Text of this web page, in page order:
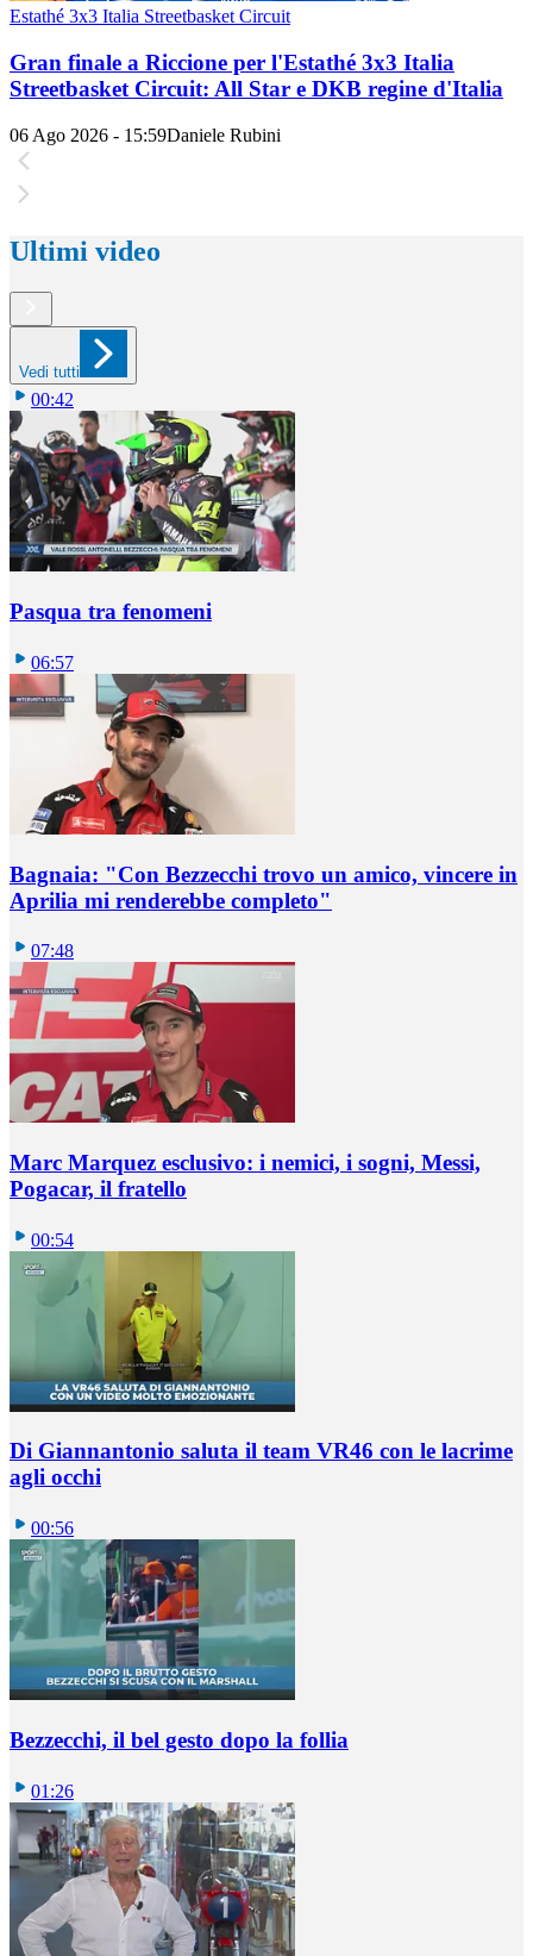
Estathé 3x3 Italia Streetbasket Circuit
Gran finale a Riccione per l'Estathé 3x3 Italia
Streetbasket Circuit: All Star e DKB regine d'Italia
06 Ago 2026 - 15:59Daniele Rubini
Ultimi video
Vedi tutti
00:42
Pasqua tra fenomeni
06:57
Bagnaia: "Con Bezzecchi trovo un amico, vincere in
Aprilia mi renderebbe completo"
07:48
Marc Marquez esclusivo: i nemici, i sogni, Messi,
Pogacar, il fratello
00:54
Di Giannantonio saluta il team VR46 con le lacrime
agli occhi
00:56
Bezzecchi, il bel gesto dopo la follia
01:26